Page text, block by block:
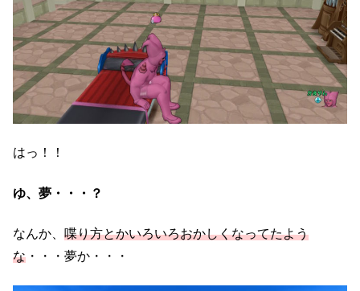
はっ！！
ゆ、夢・・・？
なんか、 喋り方とかいろいろおかしくなってたよう
な ・・・夢か・・・